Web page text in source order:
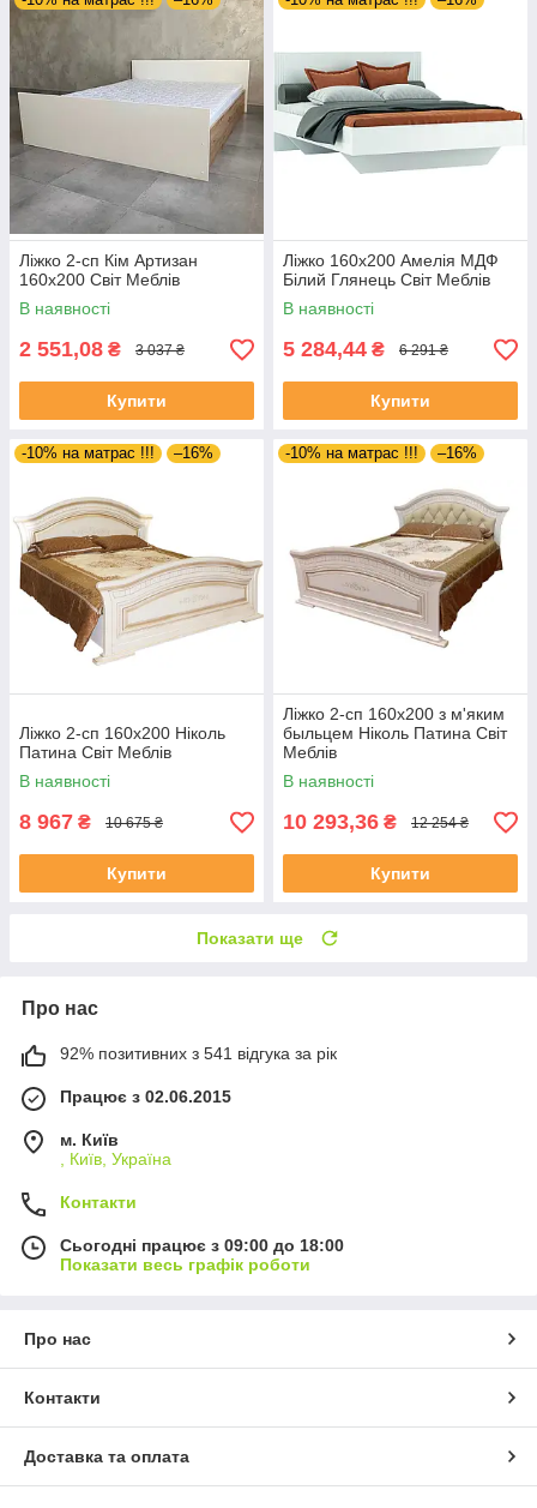
Ліжко 2-сп Кім Артизан
160х200 Світ Меблів
В наявності
2 551,08 ₴ 3 037 ₴
Купити
Ліжко 160х200 Амелія МДФ
Білий Глянець Світ Меблів
В наявності
5 284,44 ₴ 6 291 ₴
Купити
-10% на матрас !!! –16%
Ліжко 2-сп 160х200 Ніколь
Патина Світ Меблів
В наявності
8 967 ₴ 10 675 ₴
Купити
-10% на матрас !!! –16%
Ліжко 2-сп 160х200 з м'яким
быльцем Ніколь Патина Світ
Меблів
В наявності
10 293,36 ₴ 12 254 ₴
Купити
Показати ще
Про нас
92% позитивних з 541 відгука за рік
Працює з 02.06.2015
м. Київ
, Київ, Україна
Контакти
Сьогодні працює з 09:00 до 18:00
Показати весь графік роботи
Про нас
Контакти
Доставка та оплата